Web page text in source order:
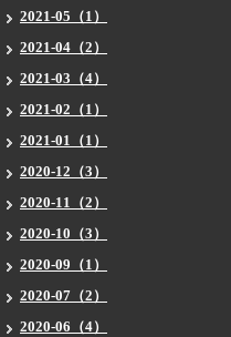
2021-05（1）
2021-04（2）
2021-03（4）
2021-02（1）
2021-01（1）
2020-12（3）
2020-11（2）
2020-10（3）
2020-09（1）
2020-07（2）
2020-06（4）